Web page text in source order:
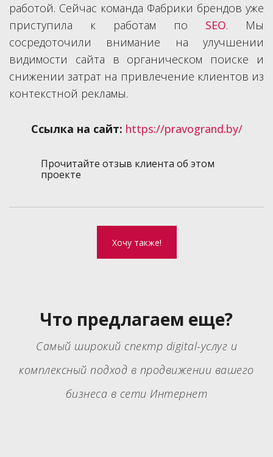
работой. Сейчас команда Фабрики брендов уже
приступила к работам по SEO. Мы
сосредоточили внимание на улучшении
видимости сайта в органическом поиске и
снижении затрат на привлечение клиентов из
контекстной рекламы.
Ссылка на сайт: https://pravogrand.by/
Прочитайте отзыв клиента об этом
проекте
Хочу также!
Что предлагаем еще?
Самый широкий спектр digital-услуг и
комплексный подход в продвижении вашего
бизнеса в сети Интернет